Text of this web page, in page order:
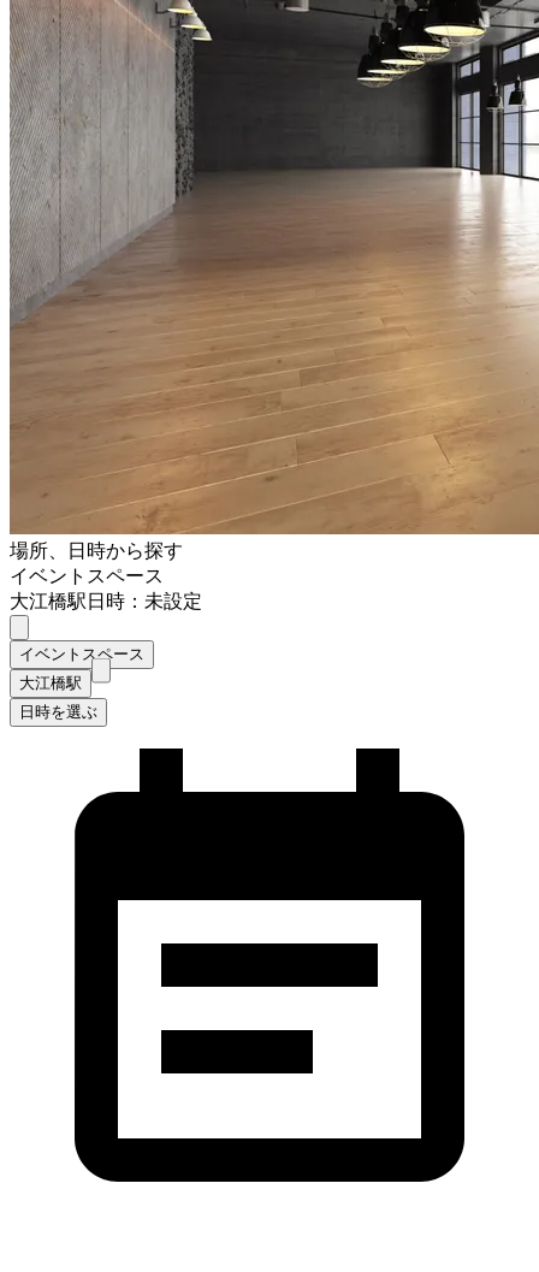
場所、日時から探す
イベントスペース
大江橋駅日時：未設定
イベントスペース
大江橋駅
日時を選ぶ